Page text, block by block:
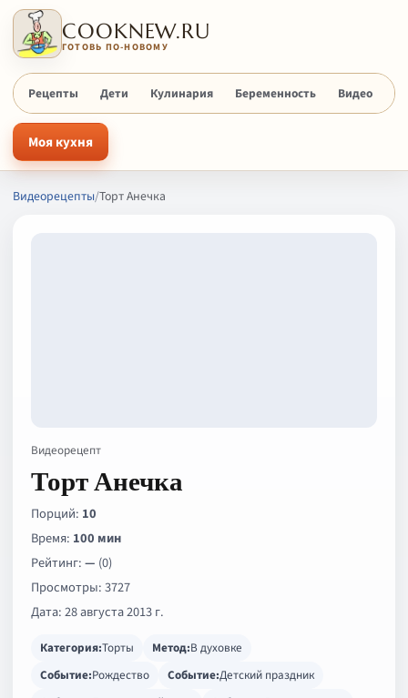
COOKNEW.RU
ГОТОВЬ ПО-НОВОМУ
Рецепты Дети Кулинария Беременность Видео
Моя кухня
Видеорецепты/Торт Анечка
Видеорецепт
Торт Анечка
Порций: 10
Время: 100 мин
Рейтинг:— (0)
Просмотры: 3727
Дата: 28 августа 2013 г.
Категория:Торты Метод:В духовке
Событие:Рождество Событие:Детский праздник